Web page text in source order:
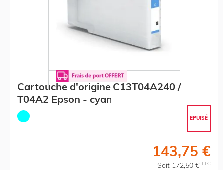
Cartouche d'origine C13T04A240 /
T04A2 Epson - cyan
EPUISÉ
143,75 €
Soit 172,50 € TTC